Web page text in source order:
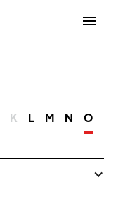
K L M N O